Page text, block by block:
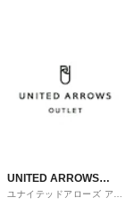
UNITED ARROWS
OUTLET
ユナイテッドアローズ アウ